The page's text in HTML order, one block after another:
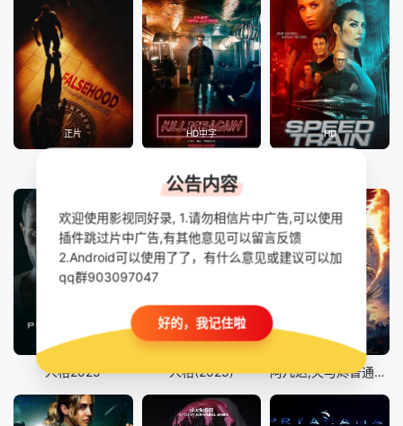
正片 HD中字 HD
HD
人格2025
正片
人格(2025)
正片
阿凡达,火与烬普通话版
公告内容
欢迎使用影视同好录, 1.请勿相信片中广告,可以使用
插件跳过片中广告,有其他意见可以留言反馈
2.Android可以使用了了，有什么意见或建议可以加
qq群903097047
好的，我记住啦